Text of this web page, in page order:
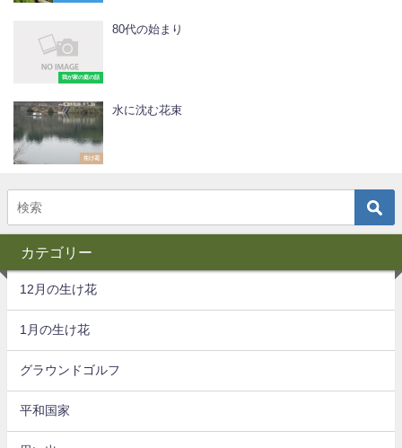
我が家の庭の話
80代の始まり
生け花
水に沈む花束
カテゴリー
12月の生け花
1月の生け花
グラウンドゴルフ
平和国家